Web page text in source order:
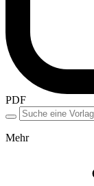
PDF
Mehr